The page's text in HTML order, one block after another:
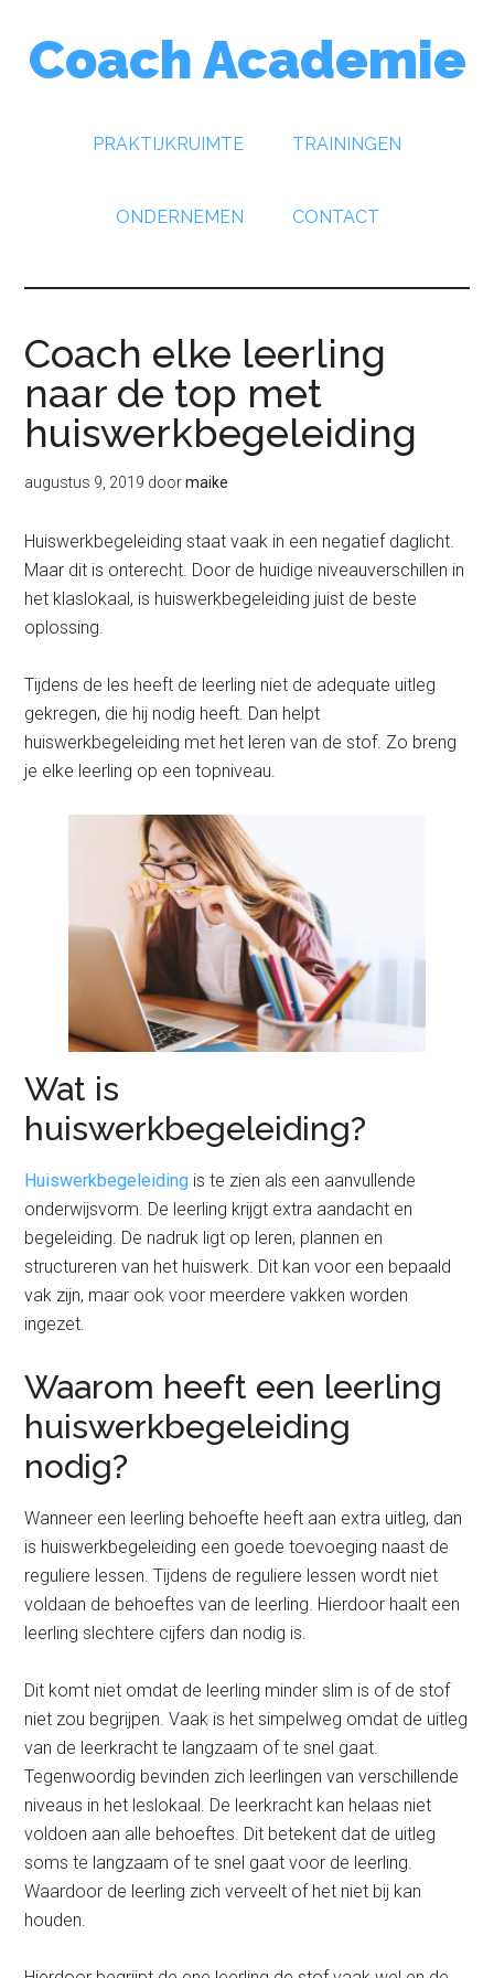
Coach Academie
PRAKTIJKRUIMTE TRAININGEN
ONDERNEMEN CONTACT
Coach elke leerling
naar de top met
huiswerkbegeleiding
augustus 9, 2019 doormaike
Huiswerkbegeleiding staat vaak in een negatief daglicht.
Maar dit is onterecht. Door de huidige niveauverschillen in
het klaslokaal, is huiswerkbegeleiding juist de beste
oplossing.
Tijdens de les heeft de leerling niet de adequate uitleg
gekregen, die hij nodig heeft. Dan helpt
huiswerkbegeleiding met het leren van de stof. Zo breng
je elke leerling op een topniveau.
Wat is
huiswerkbegeleiding?
Huiswerkbegeleiding is te zien als een aanvullende
onderwijsvorm. De leerling krijgt extra aandacht en
begeleiding. De nadruk ligt op leren, plannen en
structureren van het huiswerk. Dit kan voor een bepaald
vak zijn, maar ook voor meerdere vakken worden
ingezet.
Waarom heeft een leerling
huiswerkbegeleiding
nodig?
Wanneer een leerling behoefte heeft aan extra uitleg, dan
is huiswerkbegeleiding een goede toevoeging naast de
reguliere lessen. Tijdens de reguliere lessen wordt niet
voldaan de behoeftes van de leerling. Hierdoor haalt een
leerling slechtere cijfers dan nodig is.
Dit komt niet omdat de leerling minder slim is of de stof
niet zou begrijpen. Vaak is het simpelweg omdat de uitleg
van de leerkracht te langzaam of te snel gaat.
Tegenwoordig bevinden zich leerlingen van verschillende
niveaus in het leslokaal. De leerkracht kan helaas niet
voldoen aan alle behoeftes. Dit betekent dat de uitleg
soms te langzaam of te snel gaat voor de leerling.
Waardoor de leerling zich verveelt of het niet bij kan
houden.